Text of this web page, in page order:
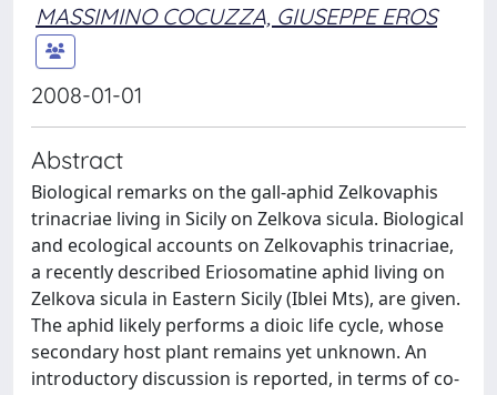
MASSIMINO COCUZZA, GIUSEPPE EROS
2008-01-01
Abstract
Biological remarks on the gall-aphid Zelkovaphis
trinacriae living in Sicily on Zelkova sicula. Biological
and ecological accounts on Zelkovaphis trinacriae,
a recently described Eriosomatine aphid living on
Zelkova sicula in Eastern Sicily (Iblei Mts), are given.
The aphid likely performs a dioic life cycle, whose
secondary host plant remains yet unknown. An
introductory discussion is reported, in terms of co-